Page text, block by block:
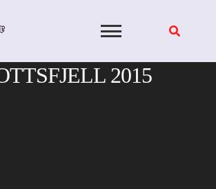
2015